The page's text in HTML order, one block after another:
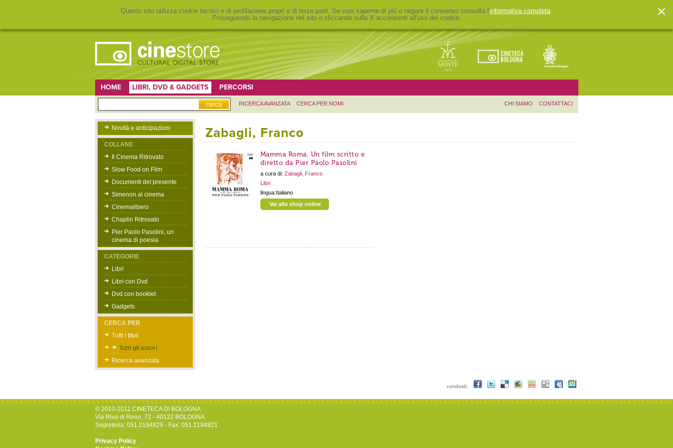
Questo sito utilizza cookie tecnici e di profilazione propri e di terze parti. Se vuoi saperne di più o negare il consenso consulta l'informativa completa.
Proseguendo la navigazione nel sito o cliccando sulla X acconsenti all'uso dei cookie.
HOME LIBRI, DVD & GADGETS PERCORSI
RICERCA AVANZATA CERCA PER NOMI CHI SIAMO CONTATTACI
Novità e anticipazioni
COLLANE
Il Cinema Ritrovato
Slow Food on Film
Documenti del presente
Simenon al cinema
Cinemalibero
Chaplin Ritrovato
Pier Paolo Pasolini, un
cinema di poesia
CATEGORIE
Libri
Libri con Dvd
Dvd con booklet
Gadgets
CERCA PER
Tutti i titoli
Tutti gli autori
Ricerca avanzata
Zabagli, Franco
Mamma Roma. Un film scritto e
diretto da Pier Paolo Pasolini
a cura di: Zabagli, Franco
Libri
lingua:Italiano
Vai allo shop online
condividi:
© 2010-2011 CINETECA DI BOLOGNA
Via Riva di Reno, 72 - 40122 BOLOGNA
Segreteria: 051.2194826 - Fax: 051.2194821
Privacy Policy